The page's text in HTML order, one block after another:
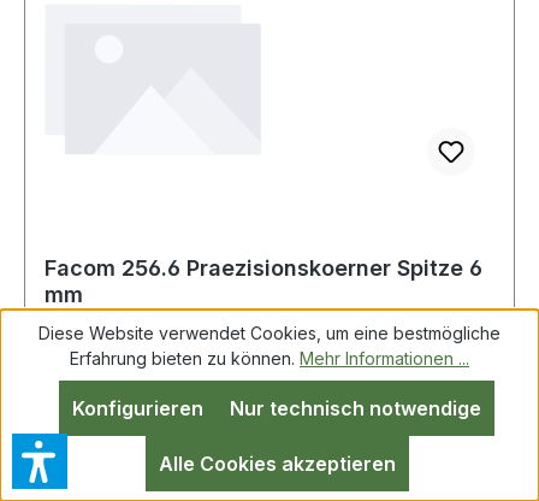
Facom 256.6 Praezisionskoerner Spitze 6
mm
Facom 256.6 Praezisionskoerner Spitze 6 mm
Präzisionskörner Ø Spitze 6 mm Produktstärken:
Chrom-Vanadium-Stahl, geschmiedet Härte 52 -
58 HRC gerändelter Schaft verzinkt Weitere
Diese Website verwendet Cookies, um eine bestmögliche
Erfahrung bieten zu können. Mehr Informationen ...
Nur technisch notwendige
Konfigurieren
Alle Cookies akzeptieren